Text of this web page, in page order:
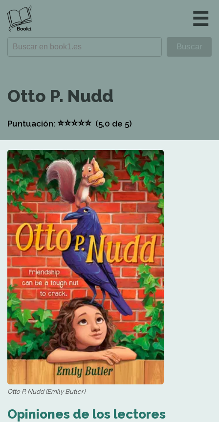
☰
Otto P. Nudd
Puntuación: ⭐⭐⭐⭐⭐(5,0 de 5)
Otto P. Nudd (Emily Butler)
Opiniones de los lectores